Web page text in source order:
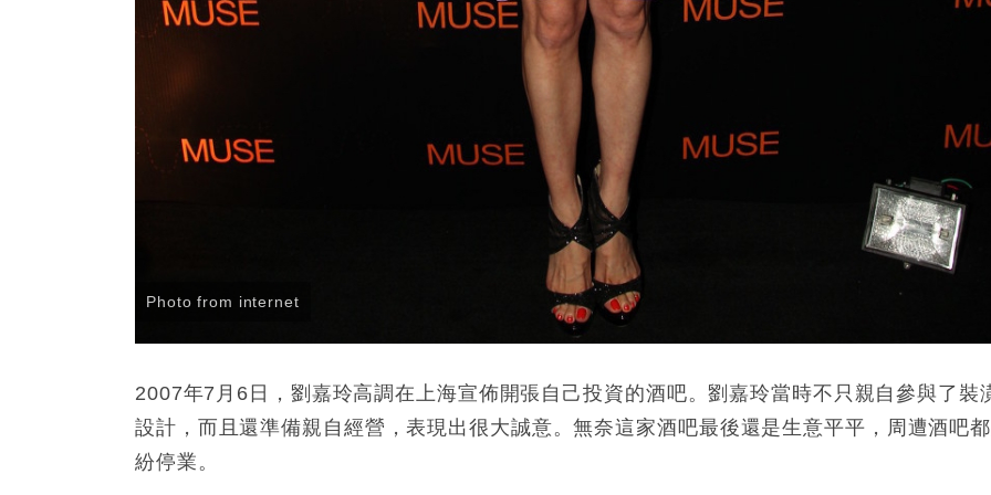
Photo from internet
2007年7月6日，劉嘉玲高調在上海宣佈開張自己投資的酒吧。劉嘉玲當時不只親自參與了裝
設計，而且還準備親自經營，表現出很大誠意。無奈這家酒吧最後還是生意平平，周遭酒吧
紛停業。